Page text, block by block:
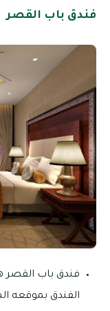
فندق باب القصر
فندق باب القصر
الفندق بموقعه